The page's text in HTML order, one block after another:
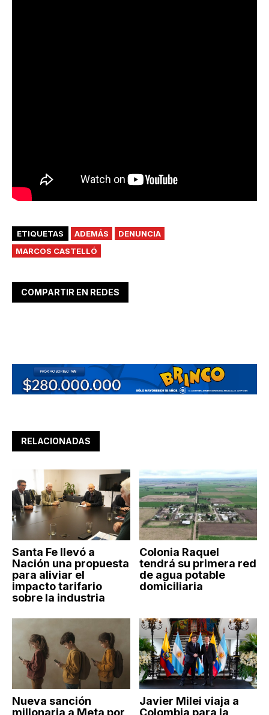
ETIQUETAS ADEMÁS
DENUNCIA
MARCOS CASTELLÓ
COMPARTIR EN REDES
RELACIONADAS
Santa Fe llevó a
Nación una propuesta
para aliviar el
impacto tarifario
sobre la industria
Colonia Raquel
tendrá su primera red
de agua potable
domiciliaria
Nueva sanción
millonaria a Meta por
Javier Milei viaja a
Colombia para la